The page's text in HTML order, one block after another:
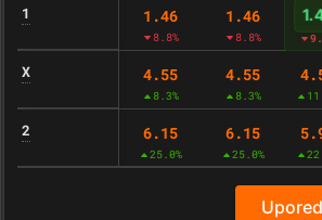
1 1.46
8.8%
1.46
8.8%
X 4.55
8.3%
4.55
8.3%
2 6.15
25.0%
6.15
25.0%